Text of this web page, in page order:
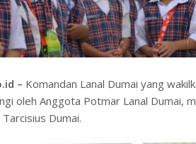
– Komandan Lanal Dumai yang
oleh Anggota Potmar Lanal Dumai,
Dumai.